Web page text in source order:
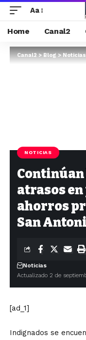
Aa
Home Canal2
Canal2>Blog>Noticias
NOTICIAS
atrasos en
ahorros
San
Actualizado 2 de
Noticias
[ad_1]
Indignados se